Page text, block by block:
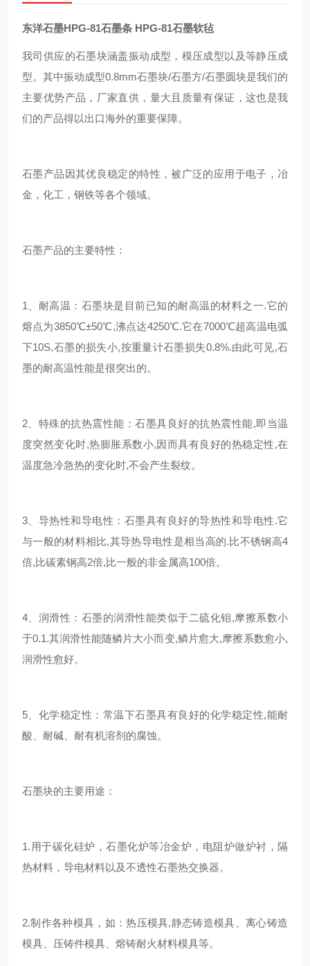
东洋石墨HPG-81石墨条 HPG-81石墨软毡
我司供应的石墨块涵盖振动成型，模压成型以及等静压成
型。其中振动成型0.8mm石墨块/石墨方/石墨圆块是我们的
主要优势产品，厂家直供，量大且质量有保证，这也是我
们的产品得以出口海外的重要保障。
石墨产品因其优良稳定的特性，被广泛的应用于电子，冶
金，化工，钢铁等各个领域。
石墨产品的主要特性：
1、耐高温：石墨块是目前已知的耐高温的材料之一.它的
熔点为3850℃±50℃,沸点达4250℃.它在7000℃超高温电弧
下10S,石墨的损失小,按重量计石墨损失0.8%.由此可见,石
墨的耐高温性能是很突出的。
2、特殊的抗热震性能：石墨具良好的抗热震性能,即当温
度突然变化时,热膨胀系数小,因而具有良好的热稳定性,在
温度急冷急热的变化时,不会产生裂纹。
3、导热性和导电性：石墨具有良好的导热性和导电性.它
与一般的材料相比,其导热导电性是相当高的.比不锈钢高4
倍,比碳素钢高2倍,比一般的非金属高100倍。
4、润滑性：石墨的润滑性能类似于二硫化钼,摩擦系数小
于0.1.其润滑性能随鳞片大小而变,鳞片愈大,摩擦系数愈小,
润滑性愈好。
5、化学稳定性：常温下石墨具有良好的化学稳定性,能耐
酸、耐碱、耐有机溶剂的腐蚀。
石墨块的主要用途：
1.用于碳化硅炉，石墨化炉等冶金炉，电阻炉做炉衬，隔
热材料，导电材料以及不透性石墨热交换器。
2.制作各种模具，如：热压模具,静态铸造模具、离心铸造
模具、压铸件模具、熔铸耐火材料模具等。